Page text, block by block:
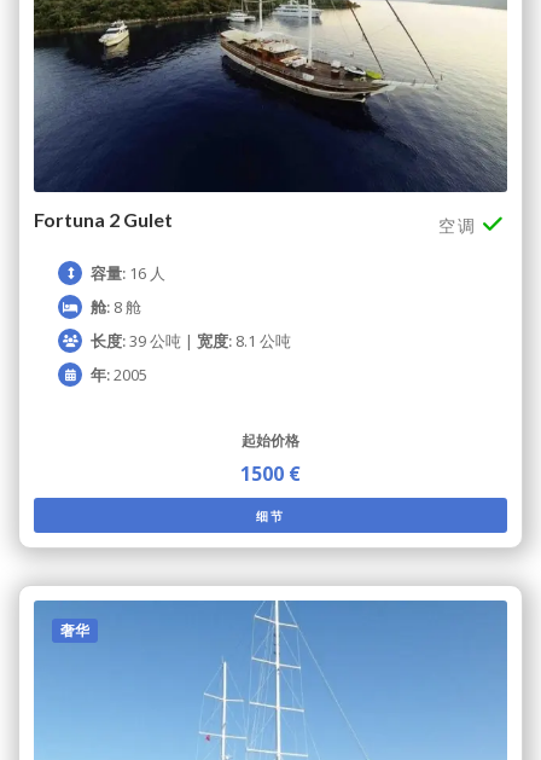
Fortuna 2 Gulet 空调
容量: 16 人
舱: 8 舱
长度:39 公吨 | 宽度: 8.1 公吨
年:2005
起始价格
1500 €
细节
奢华